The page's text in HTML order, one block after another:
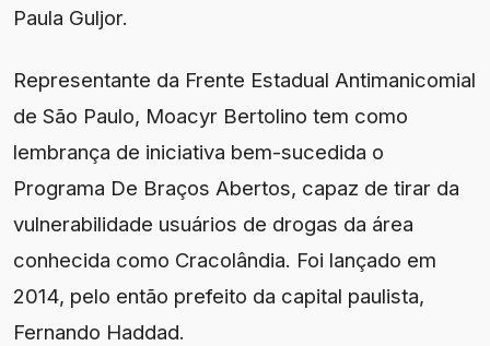
Paula Guljor.
Representante da Frente Estadual Antimanicomial
de São Paulo, Moacyr Bertolino tem como
lembrança de iniciativa bem-sucedida o
Programa De Braços Abertos, capaz de tirar da
vulnerabilidade usuários de drogas da área
conhecida como Cracolândia. Foi lançado em
2014, pelo então prefeito da capital paulista,
Fernando Haddad.